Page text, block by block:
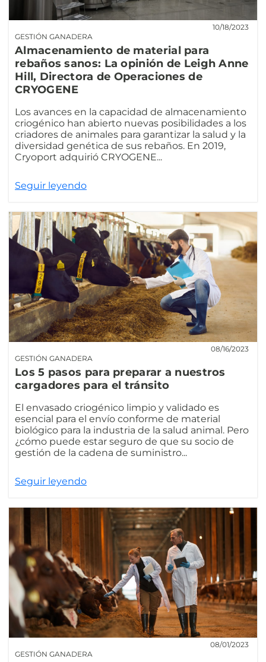
GESTIÓN GANADERA
10/18/2023
Almacenamiento de material para
rebaños sanos: La opinión de Leigh Anne
Hill, Directora de Operaciones de
CRYOGENE
Los avances en la capacidad de almacenamiento
criogénico han abierto nuevas posibilidades a los
criadores de animales para garantizar la salud y la
diversidad genética de sus rebaños. En 2019,
Cryoport adquirió CRYOGENE...
Seguir leyendo
GESTIÓN GANADERA
08/16/2023
Los 5 pasos para preparar a nuestros
cargadores para el tránsito
El envasado criogénico limpio y validado es
esencial para el envío conforme de material
biológico para la industria de la salud animal. Pero
¿cómo puede estar seguro de que su socio de
gestión de la cadena de suministro...
Seguir leyendo
GESTIÓN GANADERA
08/01/2023